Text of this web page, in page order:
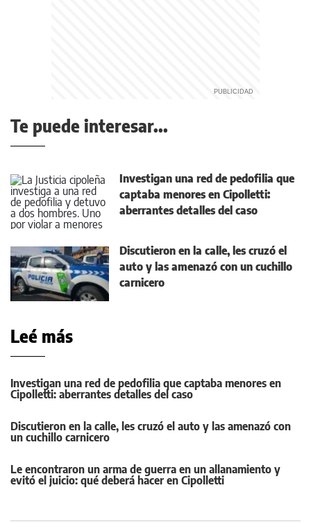
Te puede interesar...
Investigan una red de pedofilia que
captaba menores en Cipolletti:
aberrantes detalles del caso
Discutieron en la calle, les cruzó el
auto y las amenazó con un cuchillo
carnicero
Leé más
Investigan una red de pedofilia que captaba menores en
Cipolletti: aberrantes detalles del caso
Discutieron en la calle, les cruzó el auto y las amenazó con
un cuchillo carnicero
Le encontraron un arma de guerra en un allanamiento y
evitó el juicio: qué deberá hacer en Cipolletti